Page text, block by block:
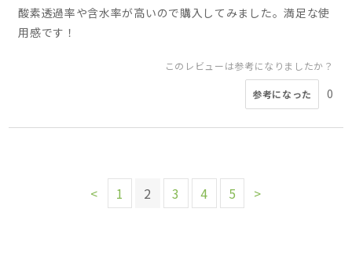
酸素透過率や含水率が高いので購入してみました。満足な使
用感です！
このレビューは参考になりましたか？
参考になった 0
< 1 2 3 4 5 >